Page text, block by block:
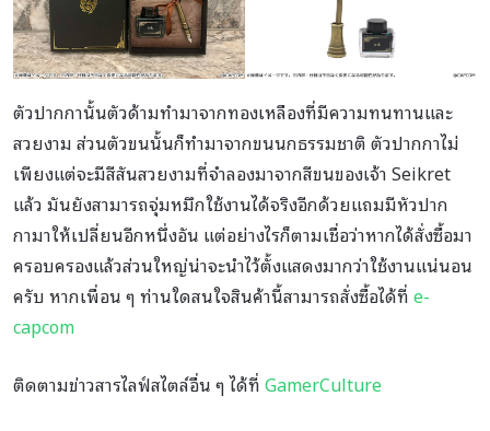
ตัวปากกานั้นตัวด้ามทำมาจากทองเหลืองที่มีความทนทานและ
สวยงาม ส่วนตัวขนนั้นก็ทำมาจากขนนกธรรมชาติ ตัวปากกาไม่
เพียงแต่จะมีสีสันสวยงามที่จำลองมาจากสีขนของเจ้า Seikret
แล้ว มันยังสามารถจุ่มหมึกใช้งานได้จริงอีกด้วยแถมมีหัวปาก
กามาให้เปลี่ยนอีกหนึ่งอัน แต่อย่างไรก็ตามเชื่อว่าหากได้สั่งซื้อมา
ครอบครองแล้วส่วนใหญ่น่าจะนำไว้ตั้งแสดงมากว่าใช้งานแน่นอน
ครับ หากเพื่อน ๆ ท่านใดสนใจสินค้านี้สามารถสั่งซื้อได้ที่e-
capcom
ติดตามข่าวสารไลฟ์สไตล์อื่น ๆ ได้ที่GamerCulture